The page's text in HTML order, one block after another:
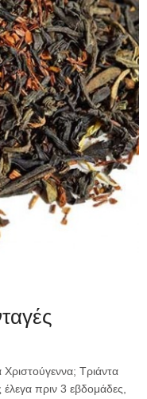
Χριστούγεννα; Τριάντα
έλεγα πριν 3 εβδομάδες,